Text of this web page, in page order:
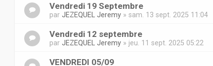
Vendredi 19 Septembre
par JEZEQUEL Jeremy » sam. 13 sept. 2025 11:04
Vendredi 12 septembre
par JEZEQUEL Jeremy » jeu. 11 sept. 2025 05:22
VENDREDI 05/09